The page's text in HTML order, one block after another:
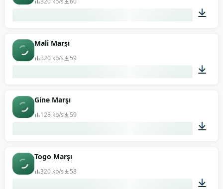
Mali Marşı
320 kb/s 59
Gine Marşı
128 kb/s 59
Togo Marşı
320 kb/s 58